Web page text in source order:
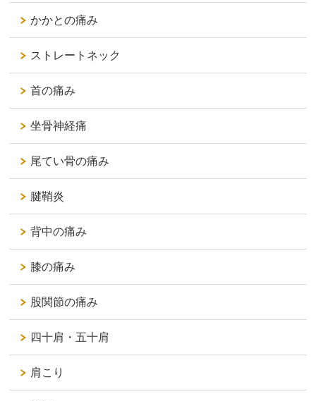
かかとの痛み
ストレートネック
首の痛み
坐骨神経痛
尾てい骨の痛み
腱鞘炎
背中の痛み
膝の痛み
股関節の痛み
四十肩・五十肩
肩こり